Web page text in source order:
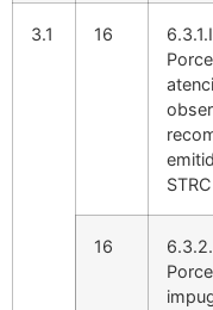
3.1 16
STRC
16